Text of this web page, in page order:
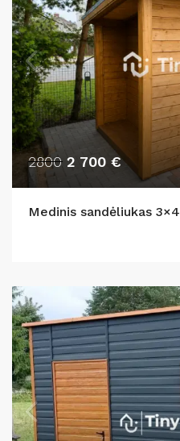
2800 2 700 €
Medinis sandėliukas 3×4